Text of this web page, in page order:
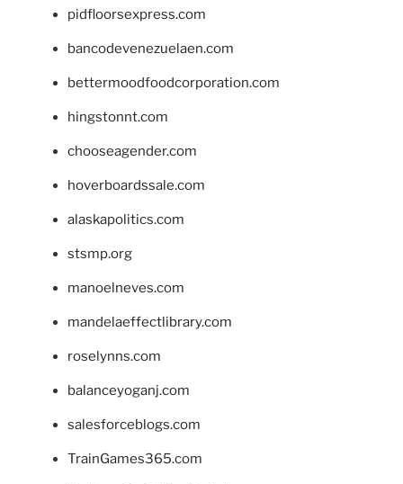
pidfloorsexpress.com
bancodevenezuelaen.com
bettermoodfoodcorporation.com
hingstonnt.com
chooseagender.com
hoverboardssale.com
alaskapolitics.com
stsmp.org
manoelneves.com
mandelaeffectlibrary.com
roselynns.com
balanceyoganj.com
salesforceblogs.com
TrainGames365.com